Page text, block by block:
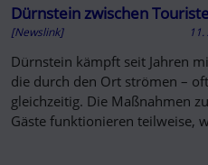
Dürnstein zwischen
[Newslink]
Dürnstein kämpft seit Jahren
die durch den Ort strömen –
gleichzeitig. Die Maßnahmen
Gäste funktionieren teilweise,